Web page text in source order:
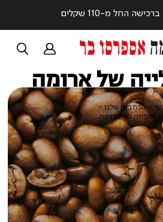
החל מ-110 שקלים
של ארומה
ראשי
הכתבות שלנוהכתבות
שלנוהקלייה של ארומהבית
הקלייה
של
ארומה